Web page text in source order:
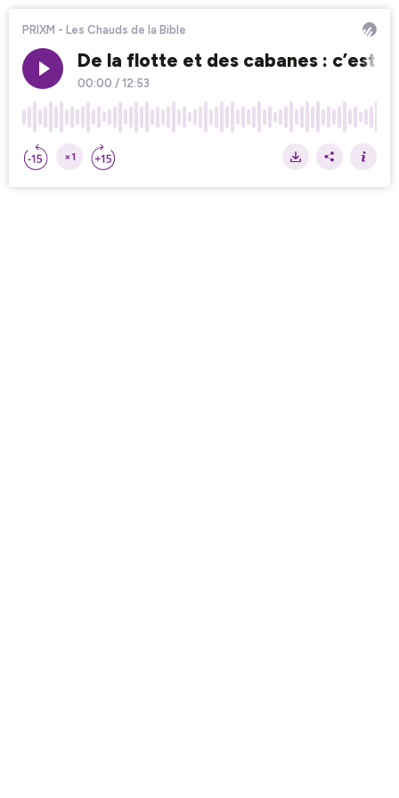
PRIXM - Les Chauds de la Bible
De la flotte et des cabanes : c’est
00:00 / 12:53
×1